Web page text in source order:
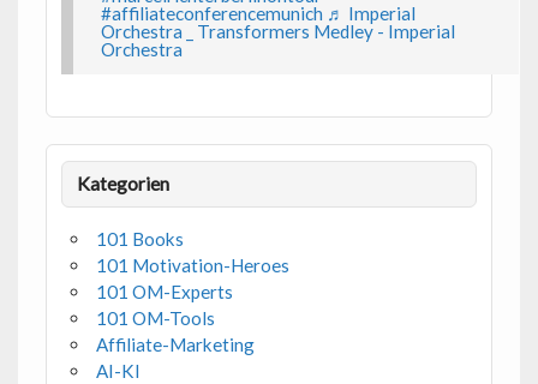
#affiliateconferencemunich ♬ Imperial
Orchestra _ Transformers Medley - Imperial
Orchestra
Kategorien
101 Books
101 Motivation-Heroes
101 OM-Experts
101 OM-Tools
Affiliate-Marketing
AI-KI